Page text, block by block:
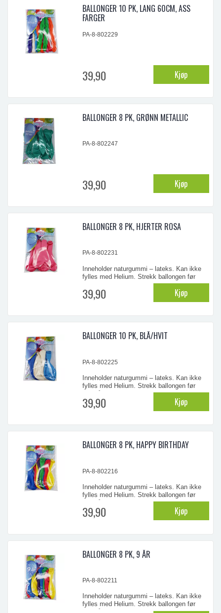
BALLONGER 10 PK, LANG 60CM, ASS
FARGER
PA-8-802229
39,90 Kjøp
BALLONGER 8 PK, GRØNN METALLIC
PA-8-802247
39,90 Kjøp
BALLONGER 8 PK, HJERTER ROSA
PA-8-802231
Inneholder naturgummi – lateks. Kan ikke
fylles med Helium. Strekk ballongen før
oppblåsning. ADVARSEL! - Ikke for barn
under 8 år. Små barn kan kveles av
uoppblåste ballonger eller biter av ballonger.
...
39,90 Kjøp
BALLONGER 10 PK, BLÅ/HVIT
PA-8-802225
Inneholder naturgummi – lateks. Kan ikke
fylles med Helium. Strekk ballongen før
oppblåsning. ADVARSEL! - Ikke for barn
under 8 år. Små barn kan kveles av
uoppblåste ballonger eller biter av ballonger.
...
39,90 Kjøp
BALLONGER 8 PK, HAPPY BIRTHDAY
PA-8-802216
Inneholder naturgummi – lateks. Kan ikke
fylles med Helium. Strekk ballongen før
oppblåsning. ADVARSEL! - Ikke for barn
under 8 år. Små barn kan kveles av
uoppblåste ballonger eller biter av ballonger.
...
39,90 Kjøp
BALLONGER 8 PK, 9 ÅR
PA-8-802211
Inneholder naturgummi – lateks. Kan ikke
fylles med Helium. Strekk ballongen før